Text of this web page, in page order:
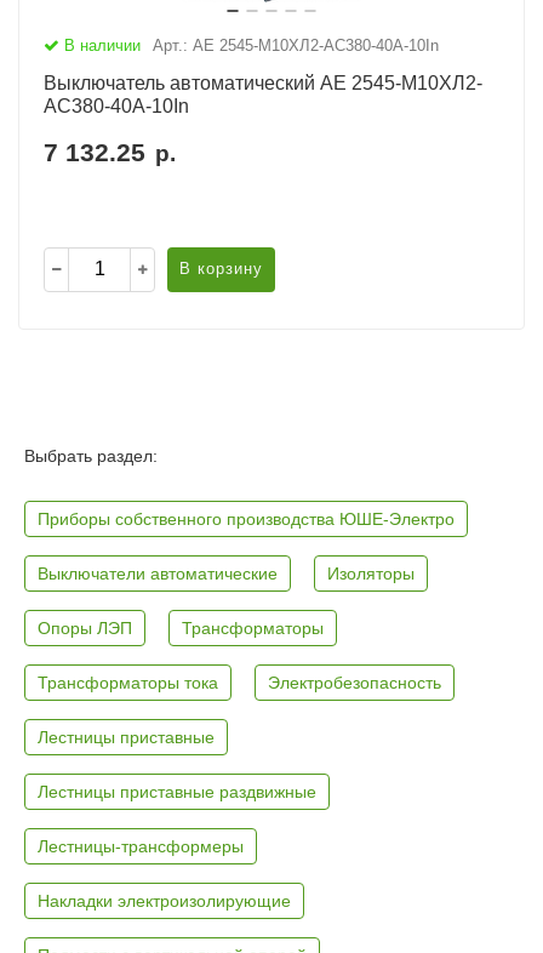
В наличии Арт.: АЕ 2545-М10ХЛ2-AC380-40А-10In
Выключатель автоматический АЕ 2545-М10ХЛ2-
AC380-40А-10In
7 132.25 р.
В корзину
Выбрать раздел:
Приборы собственного производства ЮШЕ-Электро
Выключатели автоматические Изоляторы
Опоры ЛЭП Трансформаторы
Трансформаторы тока Электробезопасность
Лестницы приставные
Лестницы приставные раздвижные
Лестницы-трансформеры
Накладки электроизолирующие